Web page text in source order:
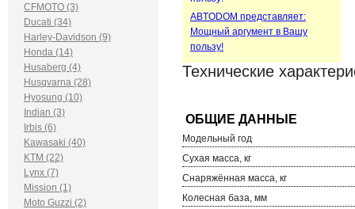
CFMOTO (3)
Ducati (34)
Harley-Davidson (9)
Honda (14)
Husaberg (4)
Husqvarna (28)
Hyosung (10)
Indian (3)
Irbis (6)
Kawasaki (40)
KTM (22)
Lynx (7)
Mission (1)
Moto Guzzi (2)
ABTODOM представляет:
Мощный аргумент в Вашу
пользу!
Технические
Модельный год
Сухая масса, кг
Снаряжённая масса, кг
Колесная база, мм